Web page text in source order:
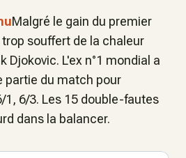
Malgré le gain du premier
trop souffert de la chaleur
Djokovic. L'ex n°1 mondial a
partie du match pour
1, 6/3. Les 15 double-fautes
dans la balancer.